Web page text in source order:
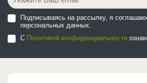
Подписываясь на рассылку, я
персональных данных.
С Политикой конфиденциальности